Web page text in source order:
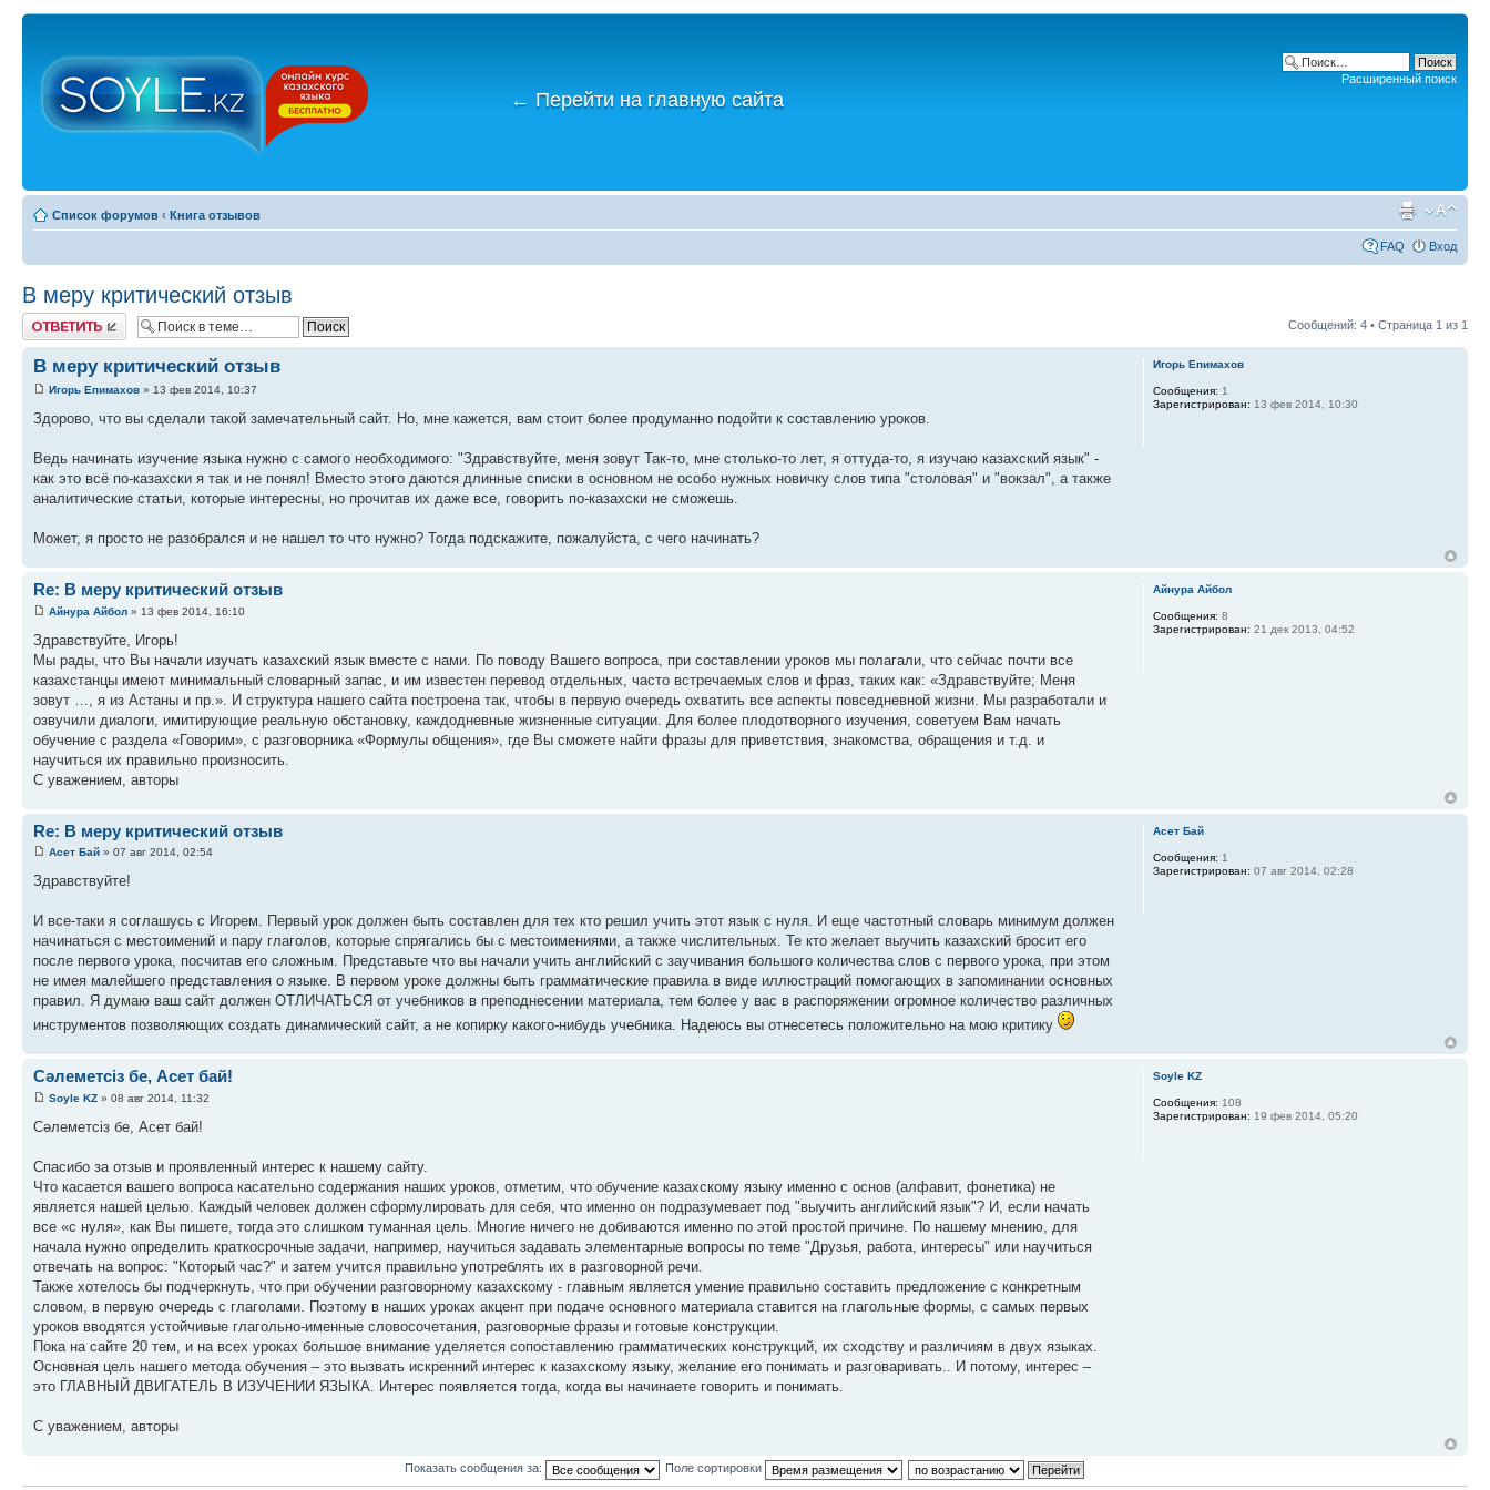
← Перейти на главную сайта
Расширенный поиск
Список форумов ‹ Книга отзывов
FAQ Вход
В меру критический отзыв
Ответить Сообщений: 4 • Страница 1 из 1
В меру критический отзыв
Игорь Епимахов » 13 фев 2014, 10:37
Здорово, что вы сделали такой замечательный сайт. Но, мне кажется, вам стоит более продуманно подойти к составлению уроков.
Ведь начинать изучение языка нужно с самого необходимого: "Здравствуйте, меня зовут Так-то, мне столько-то лет, я оттуда-то, я изучаю казахский язык" -
как это всё по-казахски я так и не понял! Вместо этого даются длинные списки в основном не особо нужных новичку слов типа "столовая" и "вокзал", а также
аналитические статьи, которые интересны, но прочитав их даже все, говорить по-казахски не сможешь.
Может, я просто не разобрался и не нашел то что нужно? Тогда подскажите, пожалуйста, с чего начинать?
Игорь Епимахов
Сообщения: 1
Зарегистрирован: 13 фев 2014, 10:30
Re: В меру критический отзыв
Айнура Айбол » 13 фев 2014, 16:10
Здравствуйте, Игорь!
Мы рады, что Вы начали изучать казахский язык вместе с нами. По поводу Вашего вопроса, при составлении уроков мы полагали, что сейчас почти все
казахстанцы имеют минимальный словарный запас, и им известен перевод отдельных, часто встречаемых слов и фраз, таких как: «Здравствуйте; Меня
зовут …, я из Астаны и пр.». И структура нашего сайта построена так, чтобы в первую очередь охватить все аспекты повседневной жизни. Мы разработали и
озвучили диалоги, имитирующие реальную обстановку, каждодневные жизненные ситуации. Для более плодотворного изучения, советуем Вам начать
обучение с раздела «Говорим», с разговорника «Формулы общения», где Вы сможете найти фразы для приветствия, знакомства, обращения и т.д. и
научиться их правильно произносить.
С уважением, авторы
Айнура Айбол
Сообщения: 8
Зарегистрирован: 21 дек 2013, 04:52
Re: В меру критический отзыв
Асет Бай » 07 авг 2014, 02:54
Здравствуйте!
И все-таки я соглашусь с Игорем. Первый урок должен быть составлен для тех кто решил учить этот язык с нуля. И еще частотный словарь минимум должен
начинаться с местоимений и пару глаголов, которые спрягались бы с местоимениями, а также числительных. Те кто желает выучить казахский бросит его
после первого урока, посчитав его сложным. Представьте что вы начали учить английский с заучивания большого количества слов с первого урока, при этом
не имея малейшего представления о языке. В первом уроке должны быть грамматические правила в виде иллюстраций помогающих в запоминании основных
правил. Я думаю ваш сайт должен ОТЛИЧАТЬСЯ от учебников в преподнесении материала, тем более у вас в распоряжении огромное количество различных
инструментов позволяющих создать динамический сайт, а не копирку какого-нибудь учебника. Надеюсь вы отнесетесь положительно на мою критику
Асет Бай
Сообщения: 1
Зарегистрирован: 07 авг 2014, 02:28
Сәлеметсіз бе, Асет бай!
Soyle KZ » 08 авг 2014, 11:32
Сәлеметсіз бе, Асет бай!
Спасибо за отзыв и проявленный интерес к нашему сайту.
Что касается вашего вопроса касательно содержания наших уроков, отметим, что обучение казахскому языку именно с основ (алфавит, фонетика) не
является нашей целью. Каждый человек должен сформулировать для себя, что именно он подразумевает под "выучить английский язык"? И, если начать
все «с нуля», как Вы пишете, тогда это слишком туманная цель. Многие ничего не добиваются именно по этой простой причине. По нашему мнению, для
начала нужно определить краткосрочные задачи, например, научиться задавать элементарные вопросы по теме "Друзья, работа, интересы" или научиться
отвечать на вопрос: "Который час?" и затем учится правильно употреблять их в разговорной речи.
Также хотелось бы подчеркнуть, что при обучении разговорному казахскому - главным является умение правильно составить предложение с конкретным
словом, в первую очередь с глаголами. Поэтому в наших уроках акцент при подаче основного материала ставится на глагольные формы, с самых первых
уроков вводятся устойчивые глагольно-именные словосочетания, разговорные фразы и готовые конструкции.
Пока на сайте 20 тем, и на всех уроках большое внимание уделяется сопоставлению грамматических конструкций, их сходству и различиям в двух языках.
Основная цель нашего метода обучения – это вызвать искренний интерес к казахскому языку, желание его понимать и разговаривать.. И потому, интерес –
это ГЛАВНЫЙ ДВИГАТЕЛЬ В ИЗУЧЕНИИ ЯЗЫКА. Интерес появляется тогда, когда вы начинаете говорить и понимать.
С уважением, авторы
Soyle KZ
Сообщения: 108
Зарегистрирован: 19 фев 2014, 05:20
Показать сообщения за: Поле сортировки